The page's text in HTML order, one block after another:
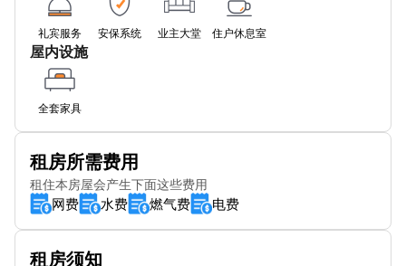
The Blue Bridge Stop E
Baffin Way Stop BD
Tunnel Avenue (Stop MP)
Milllennium Leisure Park West Stop Me
Millennium Leisure Park East Stop MF
礼宾服务 安保系统 业主大堂 住户休息室
屋内设施
全套家具
租房所需费用
租住本房屋会产生下面这些费用
网费 水费 燃气费 电费
租房须知